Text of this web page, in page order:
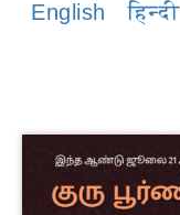
English हिन्दी